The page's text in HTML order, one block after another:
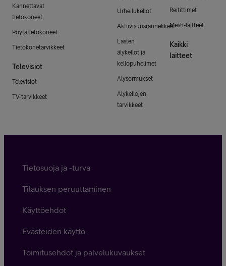
Kannettavat
tietokoneet
Pöytätietokoneet
Tietokonetarvikkeet
Televisiot
Televisiot
TV-tarvikkeet
Urheilukellot
Aktiivisuusrannekkeet
Lasten
älykellot ja
kellopuhelimet
Älysormukset
Älykellojen
tarvikkeet
Reitittimet
Mesh-laitteet
Kaikki
laitteet
Tietosuoja ja -turva
Tilauksen peruuttaminen
Käyttöehdot
Evästeiden käyttö
Toimitusehdot ja palvelukuvaukset